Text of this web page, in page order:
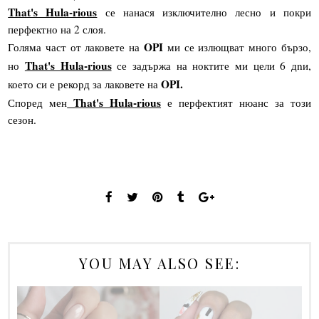
That's Hula-rious се нанася изключително лесно и покри
перфектно на 2 слоя.
Голяма част от лаковете на OPI ми се излющват много бързо,
но That's Hula-riousсе задържа на ноктите ми цели 6 дnи,
което си е рекорд за лаковете на OPI.
Според мен That's Hula-rious е перфектият нюанс за този
сезон.
YOU MAY ALSO SEE: